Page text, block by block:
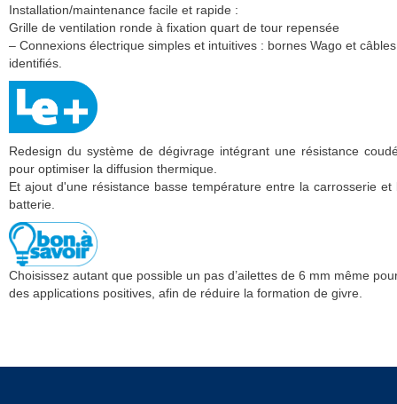
Installation/maintenance facile et rapide :
Grille de ventilation ronde à fixation quart de tour repensée
– Connexions électrique simples et intuitives : bornes Wago et câbles
identifiés.
Redesign du système de dégivrage intégrant une résistance
pour optimiser la diffusion thermique.
Et ajout d'une résistance basse température entre la carrosserie et
batterie.
Choisissez autant que possible un pas d’ailettes de 6 mm même
des applications positives, afin de réduire la formation de givre.